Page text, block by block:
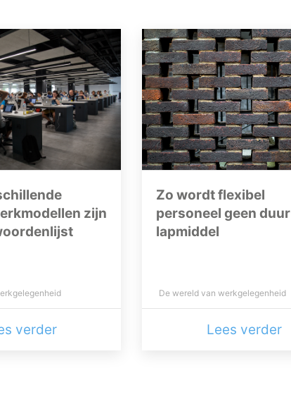
zijn
verder
Zo wordt flexibel
personeel geen duur
lapmiddel
De wereld van werkgelegenheid
Lees verder